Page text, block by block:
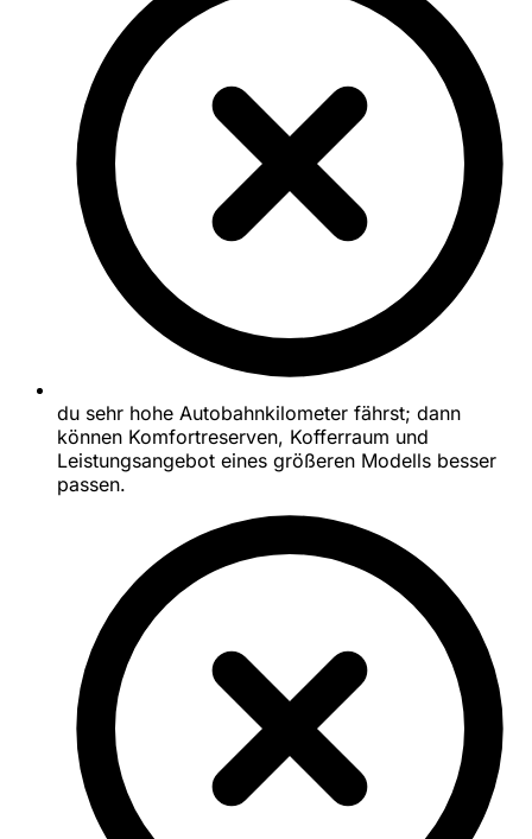
du sehr hohe Autobahnkilometer fährst; dann
können Komfortreserven, Kofferraum und
Leistungsangebot eines größeren Modells besser
passen.